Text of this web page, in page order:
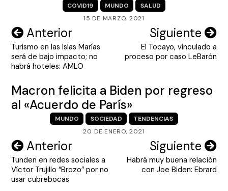
COVID19 MUNDO
SALUD
15 DE MARZO, 2021
Navegación
de
entradas
Anterior
Turismo en las Islas Marías
será de bajo impacto; no
habrá hoteles: AMLO
Siguiente
El Tocayo, vinculado a
proceso por caso LeBarón
Macron felicita a Biden por regreso
al «Acuerdo de París»
MUNDO SOCIEDAD
TENDENCIAS
20 DE ENERO, 2021
Navegación
de
entradas
Anterior
Tunden en redes sociales a
Víctor Trujillo “Brozo” por no
usar cubrebocas
Siguiente
Habrá muy buena relación
con Joe Biden: Ebrard